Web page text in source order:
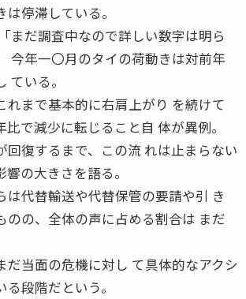
停滞している。
まだ調査中なので詳しい数字は明ら
今年一〇月のタイの荷動きは対前年
ている。
れまで基本的に右肩上がり を続けて
比で減少に転じること自 体が異例。
回復するまで、この流 れは止まらない
の大きさを語る。
代替輸送や代替保管の要請や引 き
のの、全体の声に占める割合は まだ
だ当面の危機に対し て具体的なアクシ
段階だという。